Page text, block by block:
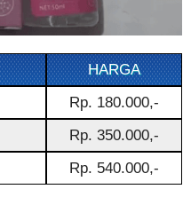
HARGA
Rp. 180.000,-
Rp. 350.000,-
Rp. 540.000,-